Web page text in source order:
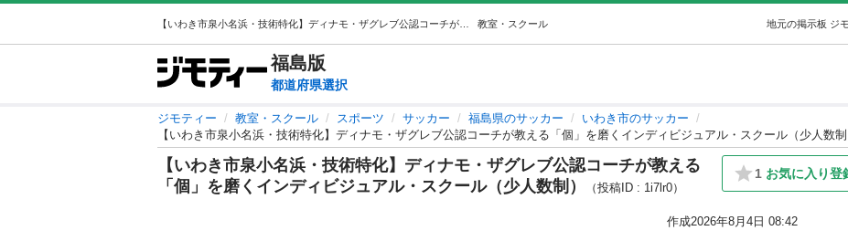
教室・スクール 地元の掲示板 ジ
福島版
都道府県選択
ジモティー 教室・スクール スポーツ サッカー 福島県のサッカー
いわき市のサッカー
【いわき市泉小名浜・技術特化】ディナモ・ザグレブ公認コーチが教える「個」を磨くインディビジュアル・スクール（少人数制
【いわき市泉小名浜・技術特化】ディナモ・ザグレブ公認コーチが教える
「個」を磨くインディビジュアル・スクール（少人数制）
（投稿ID : 1i7lr0）
1 お気に入り登
作成2026年8月4日 08:42